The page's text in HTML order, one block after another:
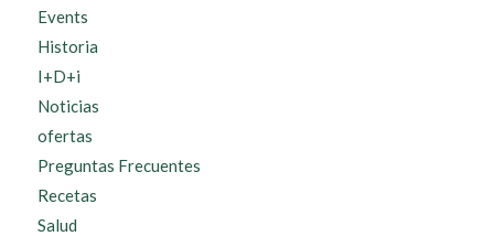
Events
Historia
I+D+i
Noticias
ofertas
Preguntas Frecuentes
Recetas
Salud